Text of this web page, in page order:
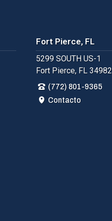
Fort Pierce, FL
5299 SOUTH US-1
Fort Pierce, FL 34982
(772) 801-9365
Contacto